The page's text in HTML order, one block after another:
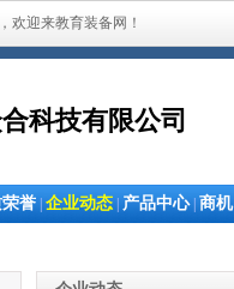
欢迎来教育装备网！
科技有限公司
誉 企业动态 产品中心| 商机